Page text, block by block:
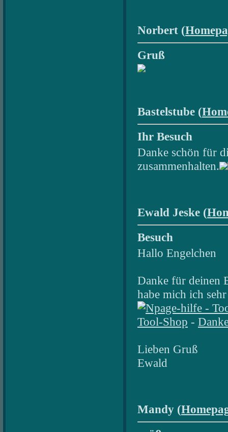
Norbert (
Gruß
Bastelstube (
Ihr Besuch
Danke schön für
zusammenhalten.
Ewald Jeske (
Besuch
Hallo Engelchen
Danke für deinen
habe mich ich
Tool-Shop -
Lieben Gruß
Ewald
Mandy (